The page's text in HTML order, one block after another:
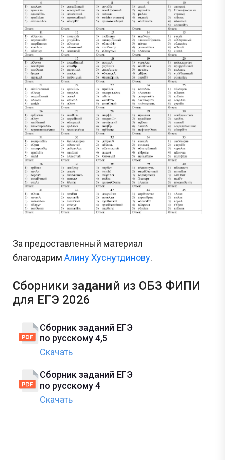
За предоставленный материал
благодарим Алину Хуснутдинову.
Сборники заданий из ОБЗ ФИПИ
для ЕГЭ 2026
Сборник заданий ЕГЭ
по русскому 4,5
Скачать
Сборник заданий ЕГЭ
по русскому 4
Скачать